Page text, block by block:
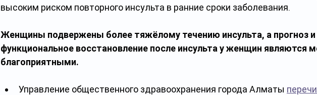
высоким риском повторного инсульта в ранние сроки заболевания.
Женщины подвержены более тяжёлому течению инсульта, а прогноз и
функциональное восстановление после инсульта у женщин являются
благоприятными.
Управление общественного здравоохранения города Алматы